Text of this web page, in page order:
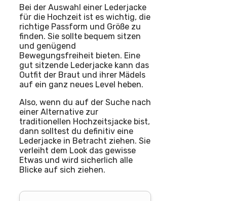
Bei der Auswahl einer Lederjacke
für die Hochzeit ist es wichtig, die
richtige Passform und Größe zu
finden. Sie sollte bequem sitzen
und genügend
Bewegungsfreiheit bieten. Eine
gut sitzende Lederjacke kann das
Outfit der Braut und ihrer Mädels
auf ein ganz neues Level heben.
Also, wenn du auf der Suche nach
einer Alternative zur
traditionellen Hochzeitsjacke bist,
dann solltest du definitiv eine
Lederjacke in Betracht ziehen. Sie
verleiht dem Look das gewisse
Etwas und wird sicherlich alle
Blicke auf sich ziehen.